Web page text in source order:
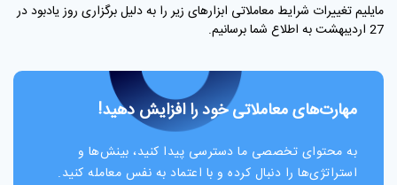
مایلیم تغییرات شرایط معاملاتی ابزارهای زیر را به دلیل برگزاری روز یادبود در
27 اردیبهشت به اطلاع شما برسانیم.
مهارت‌های معاملاتی خود را افزایش دهید!
به محتوای تخصصی ما دسترسی پیدا کنید، بینش‌ها و
استراتژی‌ها را دنبال کرده و با اعتماد به نفس معامله کنید.